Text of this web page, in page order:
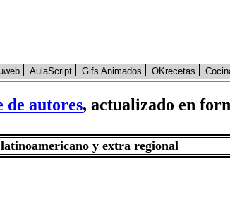
AulaScript Gifs Animados OKrecetas
de autores, actualizado en
y extra regional